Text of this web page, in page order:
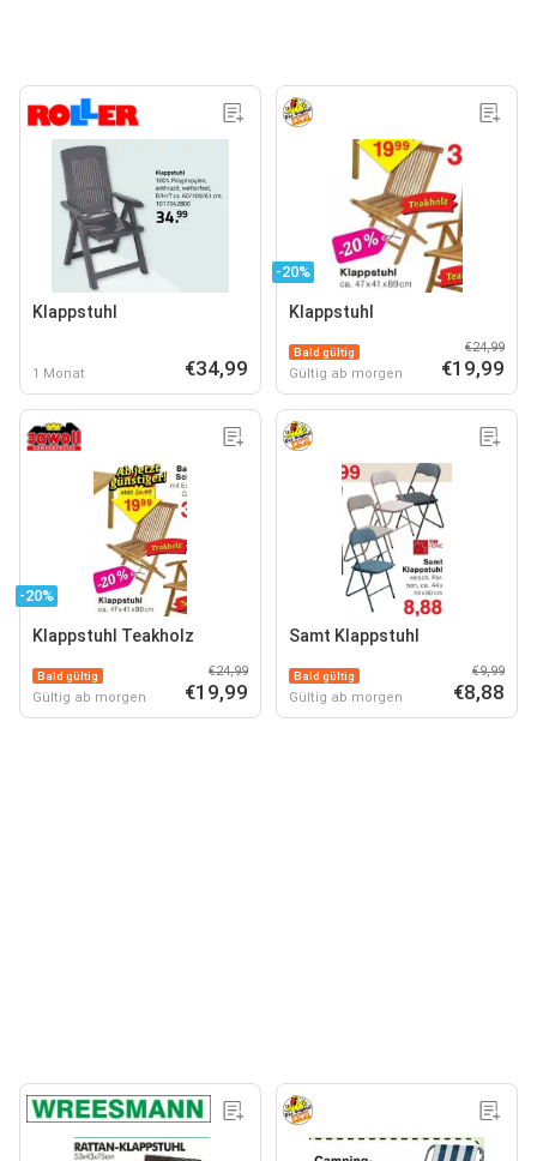
Klappstuhl
1 Monat €34,99
-20%
Klappstuhl
Bald gültig
Gültig ab morgen
€24,99
€19,99
-20%
Klappstuhl Teakholz
Bald gültig
Gültig ab morgen
€24,99
€19,99
Samt Klappstuhl
Bald gültig
Gültig ab morgen
€9,99
€8,88